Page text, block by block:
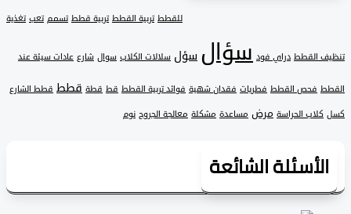
تربية القطط تربية قطط تسمم تعب تغذية
القطط دراي فود سؤالسؤل سلالات الكلاب سوال شارع عادات سيئة عند
فحص القطط فطريات فقدان شهية فوائد تربية القطط قط قطة قطط قطط الشارع
الحراسة مرض مساعدة مشكلة معالجة الجروح نوم
الشائعة